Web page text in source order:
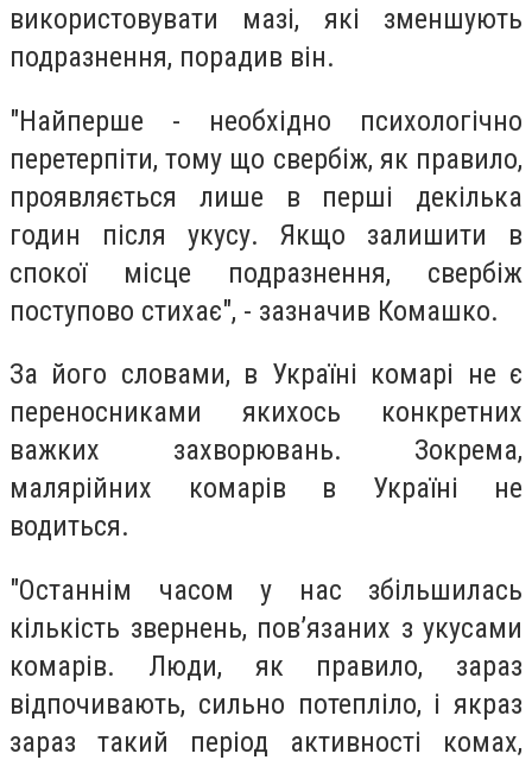
використовувати мазі, які зменшують
подразнення, порадив він.
"Найперше - необхідно психологічно
перетерпіти, тому що свербіж, як правило,
проявляється лише в перші декілька
годин після укусу. Якщо залишити в
спокої місце подразнення, свербіж
поступово стихає", - зазначив Комашко.
За його словами, в Україні комарі не є
переносниками якихось конкретних
важких захворювань. Зокрема,
малярійних комарів в Україні не
водиться.
"Останнім часом у нас збільшилась
кількість звернень, пов’язаних з укусами
комарів. Люди, як правило, зараз
відпочивають, сильно потепліло, і якраз
зараз такий період активності комах,